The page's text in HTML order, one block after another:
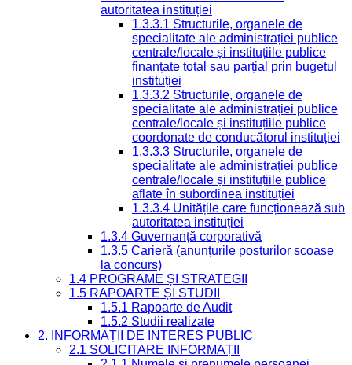
autoritatea instituției
1.3.3.1 Structurile, organele de
specialitate ale administrației publice
centrale/locale și instituțiile publice
finanțate total sau parțial prin bugetul
instituției
1.3.3.2 Structurile, organele de
specialitate ale administrației publice
centrale/locale și instituțiile publice
coordonate de conducătorul instituției
1.3.3.3 Structurile, organele de
specialitate ale administrației publice
centrale/locale și instituțiile publice
aflate în subordinea instituției
1.3.3.4 Unitățile care funcționează sub
autoritatea instituției
1.3.4 Guvernanță corporativă
1.3.5 Carieră (anunțurile posturilor scoase
la concurs)
1.4 PROGRAME ȘI STRATEGII
1.5 RAPOARTE ȘI STUDII
1.5.1 Rapoarte de Audit
1.5.2 Studii realizate
2. INFORMAȚII DE INTERES PUBLIC
2.1 SOLICITARE INFORMAȚII